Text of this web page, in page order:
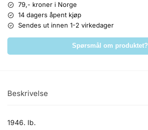
79,- kroner i Norge
14 dagers åpent kjøp
Sendes ut innen 1-2 virkedager
Spørsmål om produktet?
Beskrivelse
1946. Ib.